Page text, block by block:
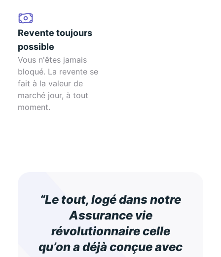
Revente toujours
possible
Vous n'êtes jamais
bloqué. La revente se
fait à la valeur de
marché jour, à tout
moment.
“Le tout, logé dans notre
Assurance vie
révolutionnaire celle
qu’on a déjà conçue avec